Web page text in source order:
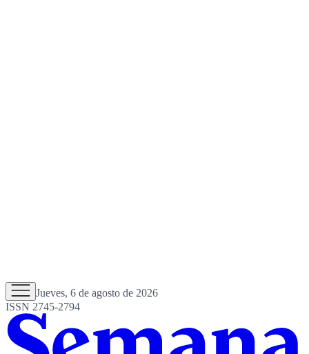
Jueves, 6 de agosto de 2026
ISSN 2745-2794